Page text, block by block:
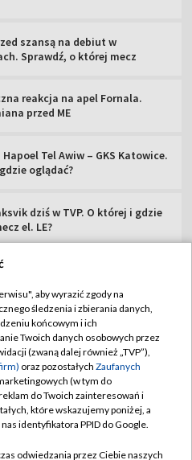
szansą na debiut w
Sprawdź, o której mecz
reakcja na apel Fornala.
przed ME
Hapoel Tel Awiw – GKS Katowice.
oglądać?
dziś w TVP. O której i gdzie
el. LE?
TVP
TVP
TVP
Reklamy
Handlowa
TVP
prywatności
zgody
reklamy
aby wyrazić zgody na
śledzenia i zbierania danych,
końcowym i ich
Twoich danych osobowych przez
(zwaną dalej również „TVP”),
oraz pozostałych Zaufanych
(w tym do
do Twoich zainteresowań i
które wskazujemy poniżej, a
identyfikatora PPID do Google.
odwiedzania przez Ciebie naszych